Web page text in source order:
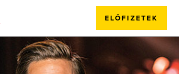
ELŐFIZETEK